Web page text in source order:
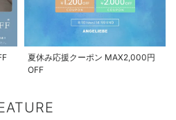
夏休み応援クーポン MAX2,000円
OFF